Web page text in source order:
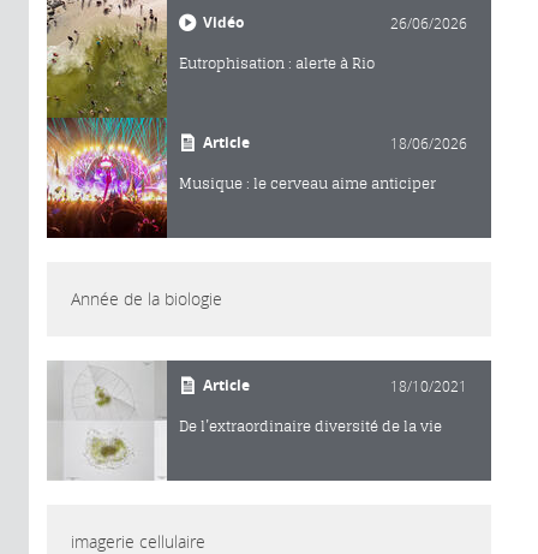
Vidéo 26/06/2026
Eutrophisation : alerte à Rio
Article 18/06/2026
Musique : le cerveau aime anticiper
Année de la biologie
Article 18/10/2021
De l’extraordinaire diversité de la vie
imagerie cellulaire